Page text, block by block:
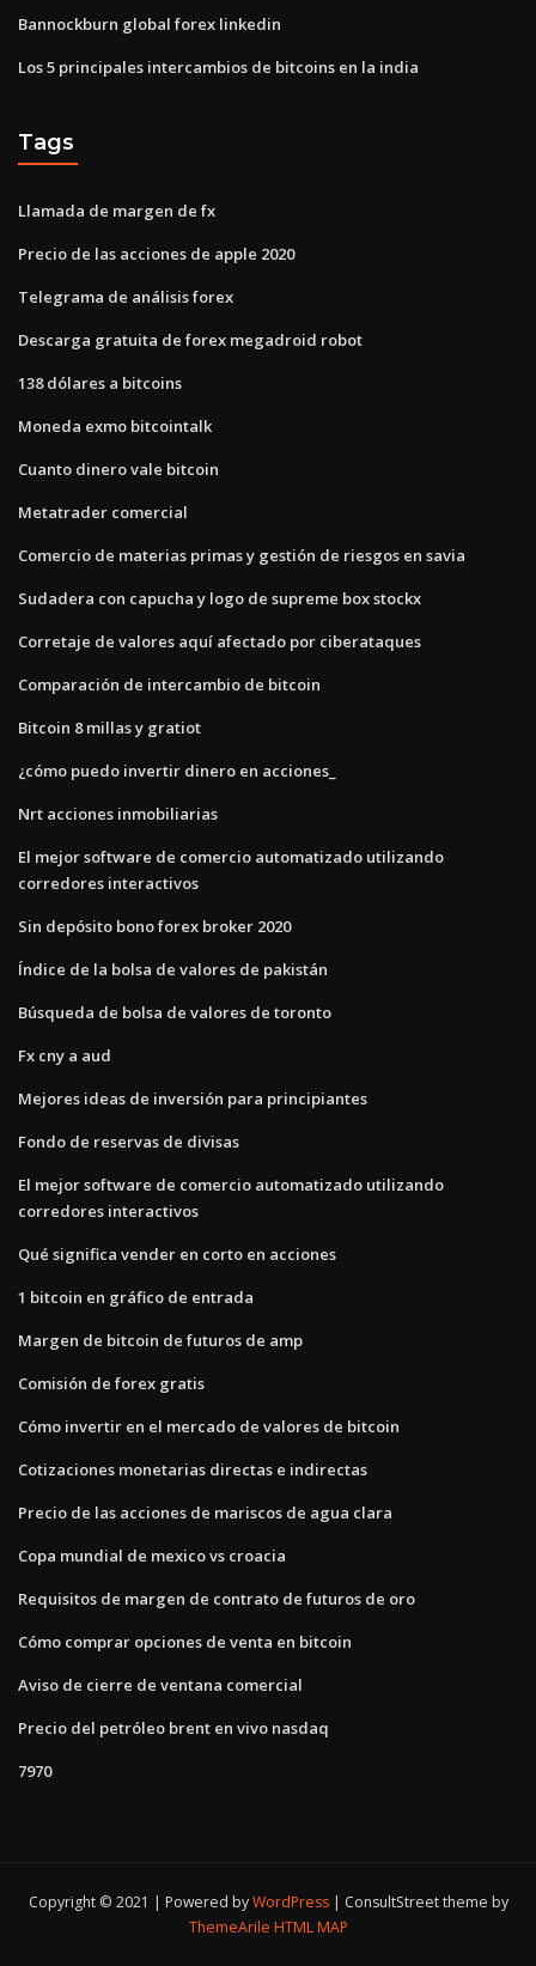
Bannockburn global forex linkedin
Los 5 principales intercambios de bitcoins en la india
Tags
Llamada de margen de fx
Precio de las acciones de apple 2020
Telegrama de análisis forex
Descarga gratuita de forex megadroid robot
138 dólares a bitcoins
Moneda exmo bitcointalk
Cuanto dinero vale bitcoin
Metatrader comercial
Comercio de materias primas y gestión de riesgos en savia
Sudadera con capucha y logo de supreme box stockx
Corretaje de valores aquí afectado por ciberataques
Comparación de intercambio de bitcoin
Bitcoin 8 millas y gratiot
¿cómo puedo invertir dinero en acciones_
Nrt acciones inmobiliarias
El mejor software de comercio automatizado utilizando
corredores interactivos
Sin depósito bono forex broker 2020
Índice de la bolsa de valores de pakistán
Búsqueda de bolsa de valores de toronto
Fx cny a aud
Mejores ideas de inversión para principiantes
Fondo de reservas de divisas
El mejor software de comercio automatizado utilizando
corredores interactivos
Qué significa vender en corto en acciones
1 bitcoin en gráfico de entrada
Margen de bitcoin de futuros de amp
Comisión de forex gratis
Cómo invertir en el mercado de valores de bitcoin
Cotizaciones monetarias directas e indirectas
Precio de las acciones de mariscos de agua clara
Copa mundial de mexico vs croacia
Requisitos de margen de contrato de futuros de oro
Cómo comprar opciones de venta en bitcoin
Aviso de cierre de ventana comercial
Precio del petróleo brent en vivo nasdaq
7970
Copyright © 2021 | Powered byWordPress
ConsultStreet theme by
ThemeArile HTML MAP